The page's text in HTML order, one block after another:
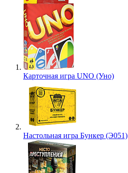
Карточная игра UNO (Уно)
Настольная игра Бункер (Э051)